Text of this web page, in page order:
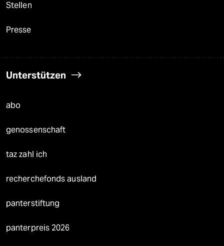
Stellen
Presse
Unterstützen
abo
genossenschaft
taz zahl ich
recherchefonds ausland
panterstiftung
panterpreis 2026